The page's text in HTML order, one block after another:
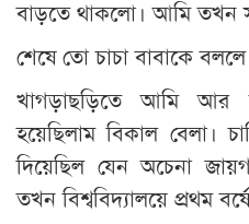
বাড়তে থাকলো। আমি তখন
শেষে তো চাচা বাবাকে
খাগড়াছড়িতে আমি
হয়েছিলাম বিকাল বেলা।
দিয়েছিল যেন অচেনা
তখন বিশ্ববিদ্যালয়ে প্রথম